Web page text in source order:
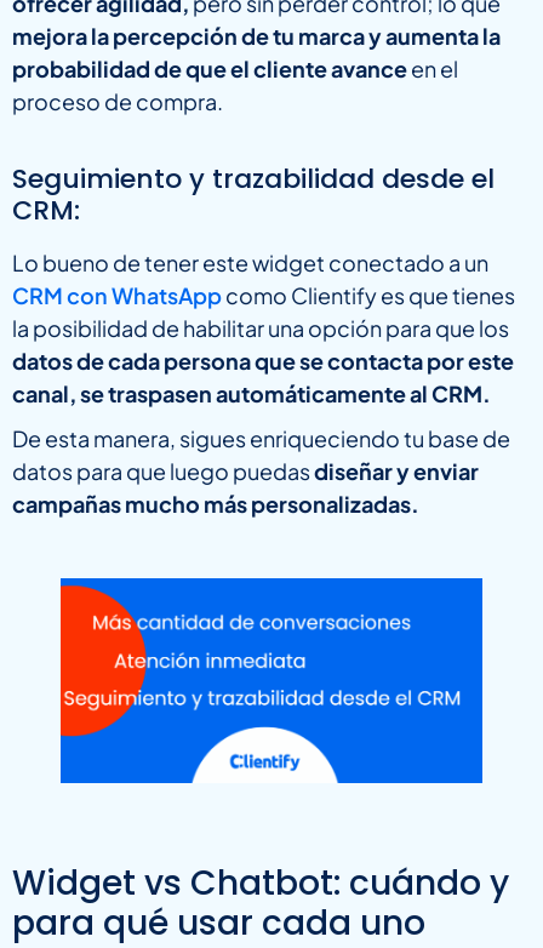
mejora la percepción de tu marca y aumenta la
probabilidad de que el cliente avanceen el
proceso de compra.
Seguimiento y trazabilidad desde el
CRM:
Lo bueno de tener este widget conectado a un
CRM con WhatsAppcomo Clientify es que tienes
la posibilidad de habilitar una opción para que los
datos de cada persona que se contacta por este
canal, se traspasen automáticamente al CRM.
De esta manera, sigues enriqueciendo tu base de
datos para que luego puedasdiseñar y enviar
campañas mucho más personalizadas.
Widget vs Chatbot: cuándo y
para qué usar cada uno